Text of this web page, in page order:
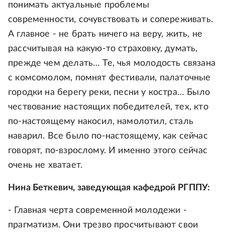
понимать актуальные проблемы
современности, сочувствовать и сопереживать.
А главное - не брать ничего на веру, жить, не
рассчитывая на какую-то страховку, думать,
прежде чем делать… Те, чья молодость связана
с комсомолом, помнят фестивали, палаточные
городки на берегу реки, песни у костра… Было
чествование настоящих победителей, тех, кто
по-настоящему накосил, намолотил, сталь
наварил. Все было по-настоящему, как сейчас
говорят, по-взрослому. И именно этого сейчас
очень не хватает.
Нина Беткевич, заведующая кафедрой РГППУ:
- Главная черта современной молодежи -
прагматизм. Они трезво просчитывают свои